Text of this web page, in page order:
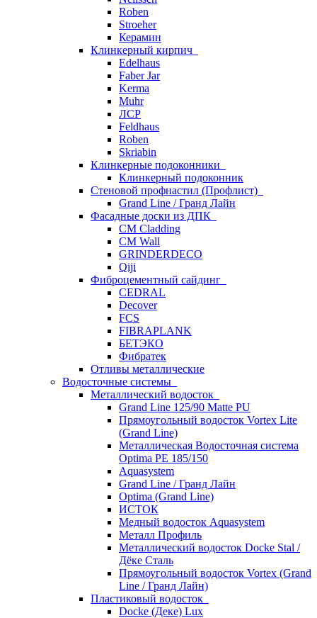
Roben
Stroeher
Керамин
Клинкерный кирпич
Edelhaus
Faber Jar
Kerma
Muhr
ЛСР
Feldhaus
Roben
Skriabin
Клинкерные подоконники
Клинкерный подоконник
Стеновой профнастил (Профлист)
Grand Line / Гранд Лайн
Фасадные доски из ДПК
CM Cladding
CM Wall
GRINDERDECO
Qiji
Фиброцементный сайдинг
CEDRAL
Decover
FCS
FIBRAPLANK
БЕТЭКО
Фибратек
Отливы металлические
Водосточные системы
Металлический водосток
Grand Line 125/90 Matte PU
Прямоугольный водосток Vortex Lite
(Grand Line)
Металлическая Водосточная система
Optima PE 185/150
Aquasystem
Grand Line / Гранд Лайн
Optima (Grand Line)
ИСТОК
Медный водосток Aquasystem
Металл Профиль
Металлический водосток Docke Stal /
Дёке Сталь
Прямоугольный водосток Vortex (Grand
Line / Гранд Лайн)
Пластиковый водосток
Docke (Деке) Lux